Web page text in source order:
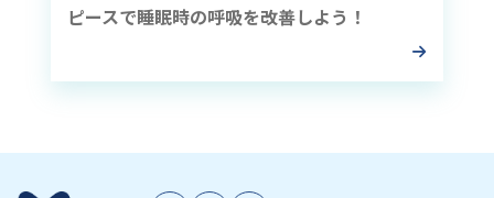
ピースで睡眠時の呼吸を改善しよう！